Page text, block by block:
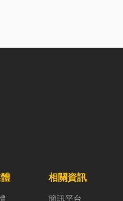
鏽
障
經浮現各種美
等一下！在踩
相關資訊
簡訊平台